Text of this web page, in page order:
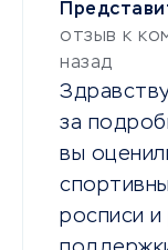
отзыв к
назад
за
вы
росписи